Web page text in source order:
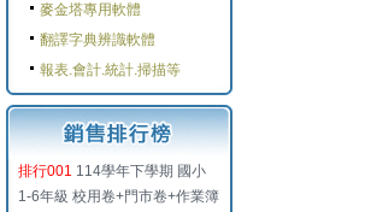
麥金塔專用軟體
翻譯字典辨識軟體
報表.會計.統計.掃描等
排行001 114學年下學期 國小
1-6年級 校用卷+門市卷+作業簿